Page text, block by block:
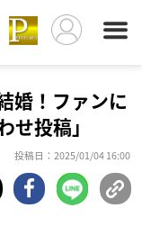
婚！ファンに
せ投稿」
投稿日：2025/01/04 16:00